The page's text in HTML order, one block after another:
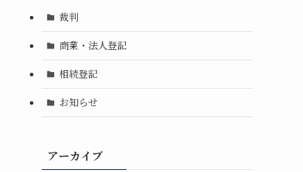
裁判
商業・法人登記
相続登記
お知らせ
アーカイブ